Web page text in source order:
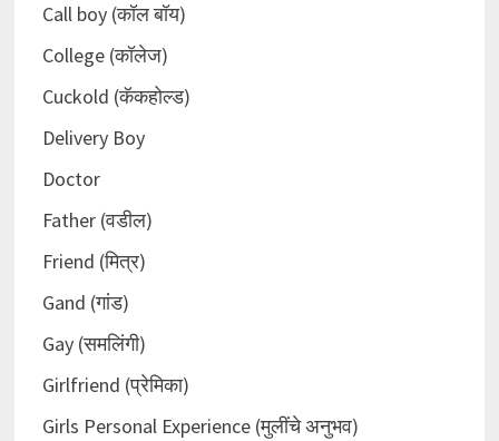
Call boy (कॉल बॉय)
College (कॉलेज)
Cuckold (कॅकहोल्ड)
Delivery Boy
Doctor
Father (वडील)
Friend (मित्र)
Gand (गांड)
Gay (समलिंगी)
Girlfriend (प्रेमिका)
Girls Personal Experience (मुलींचे अनुभव)